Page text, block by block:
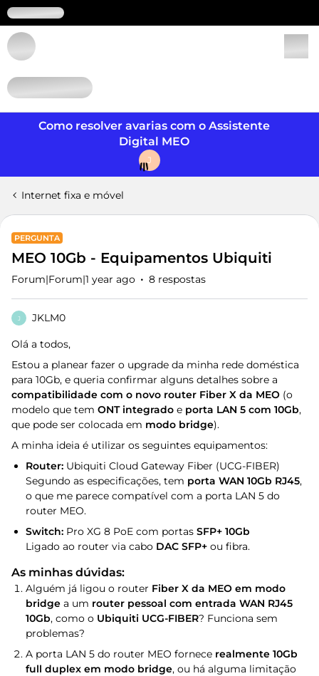
Como resolver avarias com o Assistente
Digital MEO
J
Internet fixa e móvel
PERGUNTA
MEO 10Gb - Equipamentos Ubiquiti
Forum|Forum|1 year ago 8 respostas
J JKLM0
Olá a todos,
Estou a planear fazer o upgrade da minha rede doméstica
para 10Gb, e queria confirmar alguns detalhes sobre a
compatibilidade com o novo router Fiber X da MEO (o
modelo que tem ONT integrado e porta LAN 5 com 10Gb,
que pode ser colocada em modo bridge).
A minha ideia é utilizar os seguintes equipamentos:
Router: Ubiquiti Cloud Gateway Fiber (UCG-FIBER)
Segundo as especificações, tem porta WAN 10Gb RJ45,
o que me parece compatível com a porta LAN 5 do
router MEO.
Switch: Pro XG 8 PoE com portas SFP+ 10Gb
Ligado ao router via cabo DAC SFP+ ou fibra.
As minhas dúvidas:
Alguém já ligou o router Fiber X da MEO em modo
bridge a um router pessoal com entrada WAN RJ45
10Gb, como o Ubiquiti UCG-FIBER? Funciona sem
problemas?
A porta LAN 5 do router MEO fornece realmente 10Gb
full duplex em modo bridge, ou há alguma limitação